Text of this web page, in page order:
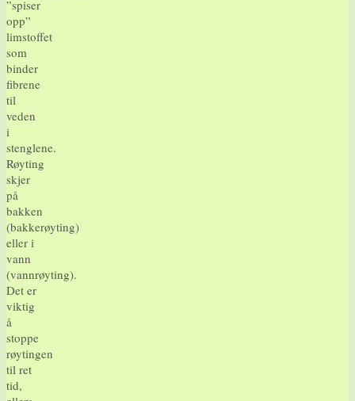
”spiser
opp”
limstoffet
som
binder
fibrene
til
veden
i
stenglene.
Røyting
skjer
på
bakken
(bakkerøyting)
eller i
vann
(vannrøyting).
Det er
viktig
å
stoppe
røytingen
til ret
tid,